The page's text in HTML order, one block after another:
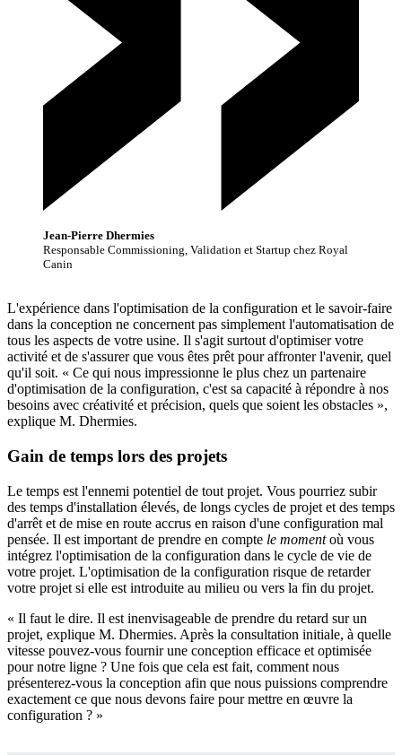
Jean-Pierre Dhermies
Responsable Commissioning, Validation et Startup chez Royal
Canin
L'expérience dans l'optimisation de la configuration et le savoir-faire
dans la conception ne concernent pas simplement l'automatisation de
tous les aspects de votre usine. Il s'agit surtout d'optimiser votre
activité et de s'assurer que vous êtes prêt pour affronter l'avenir, quel
qu'il soit. « Ce qui nous impressionne le plus chez un partenaire
d'optimisation de la configuration, c'est sa capacité à répondre à nos
besoins avec créativité et précision, quels que soient les obstacles »,
explique M. Dhermies.
Gain de temps lors des projets
Le temps est l'ennemi potentiel de tout projet. Vous pourriez subir
des temps d'installation élevés, de longs cycles de projet et des temps
d'arrêt et de mise en route accrus en raison d'une configuration mal
pensée. Il est important de prendre en compte le momentoù vous
intégrez l'optimisation de la configuration dans le cycle de vie de
votre projet. L'optimisation de la configuration risque de retarder
votre projet si elle est introduite au milieu ou vers la fin du projet.
« Il faut le dire. Il est inenvisageable de prendre du retard sur un
projet, explique M. Dhermies. Après la consultation initiale, à quelle
vitesse pouvez-vous fournir une conception efficace et optimisée
pour notre ligne ? Une fois que cela est fait, comment nous
présenterez-vous la conception afin que nous puissions comprendre
exactement ce que nous devons faire pour mettre en œuvre la
configuration ? »